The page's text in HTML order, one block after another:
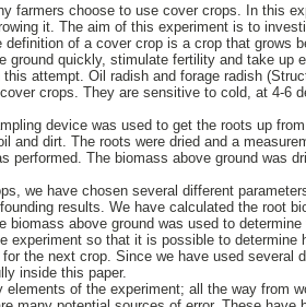
farmers choose to use cover crops. In this
it. The aim of this experiment is to
definition of a cover crop is a crop that grows
ground quickly, stimulate fertility and take up
attempt. Oil radish and forage radish
crops. They are sensitive to cold, at 4-6
device was used to get the roots up
and dirt. The roots were dried and a
performed. The biomass above ground was
we have chosen several different
results. We have calculated the root
biomass above ground was used to
experiment so that it is possible to
the next crop. Since we have used several
inside this paper.
elements of the experiment; all the way from